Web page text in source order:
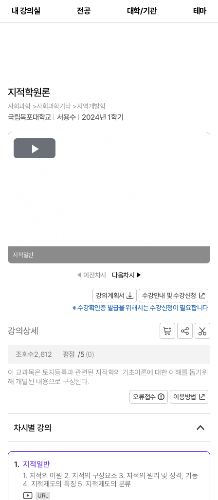
내 강의실 전공 대학/기관 테마
지적학원론
사회과학 >사회과학기타 >지역개발학
국립목포대학교 서용수 2024년 1학기
Play
지적일반
이전차시 다음차시
강의계획서
수강안내 및 수강신청
※ 수강확인증 발급을 위해서는 수강신청이 필요합니다
강의상세
조회수2,612 평점 /5 (0)
이 교과목은 토지등록과 관련된 지적학의 기초이론에 대한 이해를 돕기위
해 개발된 내용으로 구성된다.
오류접수
이용방법
차시별 강의
1. 지적일반
1. 지적의 어원 2. 지적의 구성요소 3. 지적의 원리 및 성격, 기능
4. 지적제도의 특징 5. 지적제도의 분류
URL